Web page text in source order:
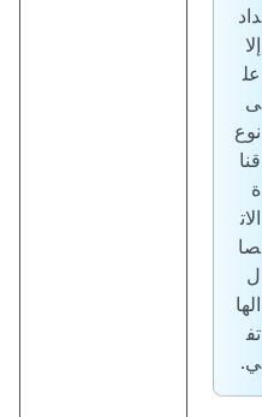
داد
إلا
عل
ى
نوع
قنا
ة
الات
صا
ل
الها
تف
ي.